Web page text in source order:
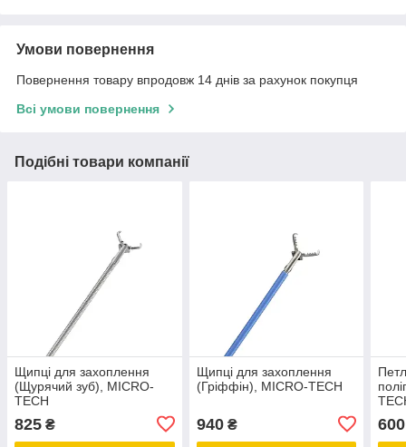
Умови повернення
Повернення товару впродовж 14 днів за рахунок покупця
Всі умови повернення
Подібні товари компанії
Щипці для захоплення
(Щурячий зуб), MICRO-
TECH
825 ₴
Щипці для захоплення
(Гріффін), MICRO-TECH
940₴ 600